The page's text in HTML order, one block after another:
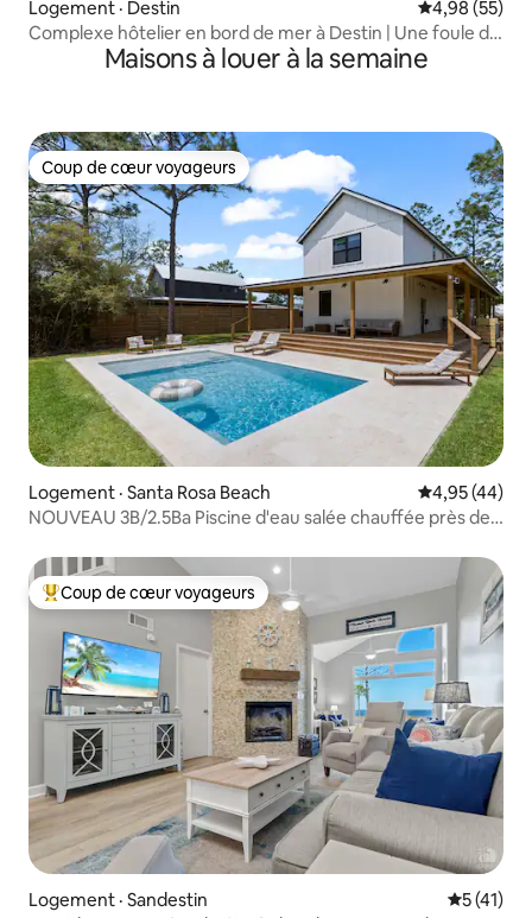
Logement · Destin Note
4,98 (55)
Complexe hôtelier en bord de mer à Destin | Une foule de
commodités!Maisons à louer à la semaine
Coup de cœur voyageurs
Coup de cœur voyageurs
Logement · Santa Rosa Beach Note
4,95 (44)
NOUVEAU 3B/2.5Ba Piscine d'eau salée chauffée près de
Coup de cœur voyageurs parmi les plus aimés
Coup de cœur voyageurs
Logement · Sandestin Note
5 (41)